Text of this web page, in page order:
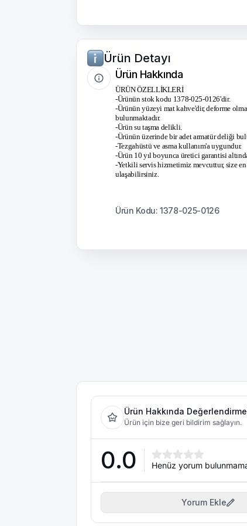
Ürün Detayı
Ürün Hakkında
ÜRÜN ÖZELLİKLERİ
-Ürünün stok kodu 1378-025-0126'dir.
-Ürünün yüzeyi mat kahve'dir, deforme
bulunmaktadır.
-Ürün su taşma delikli.
-Ürünün üzerinde bir adet armatür deliği
-Tezgahüstü ve asma kullanım'a uygundur.
-Ürün 10 yıl boyunca üretici garantisi
-Yetkili servis hizmetimiz mevcuttur, size
ulaşabilirsiniz.
Ürün Kodu: 1378-025-0126
Ürün Hakkında
Ürün için bize geri bildirim sağlayın.
0.0 Henüz yorum
Yorum Ekle